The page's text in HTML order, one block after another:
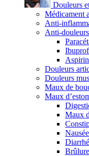
Douleurs
Médicament
Anti-
Anti-
Douleurs
Douleurs
Maux de
Maux
Maux